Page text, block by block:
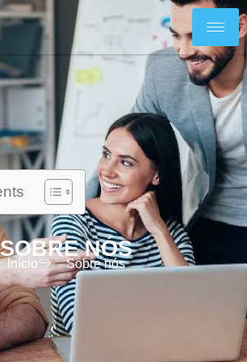
SOBRE NÓS
Início Sobre nós